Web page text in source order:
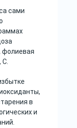
сами
фолиевая
С.
в
и